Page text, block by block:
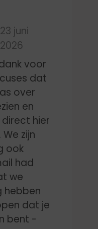
23 juni
2026
voor
dat
over
en
direct hier
zijn
ook
had
we
hebben
dat je
bent -